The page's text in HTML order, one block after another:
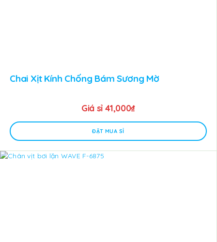
Chai Xịt Kính Chống Bám Sương Mờ
Giá sỉ 41,000₫
ĐẶT MUA SỈ